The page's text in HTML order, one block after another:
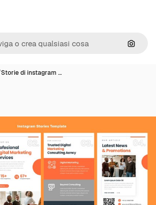
Cerca
Storie di instagram …